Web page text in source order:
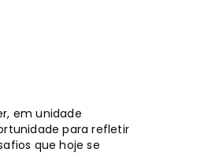
em unidade
para refletir
que hoje se